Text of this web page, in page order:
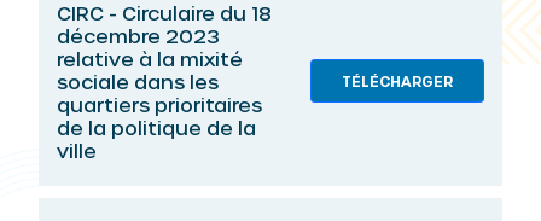
CIRC - Circulaire du 18
décembre 2023
relative à la mixité
sociale dans les
quartiers prioritaires
de la politique de la
ville
TÉLÉCHARGER